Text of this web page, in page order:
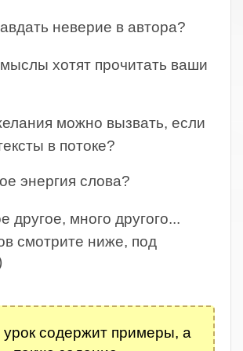
неверие в автора?
хотят прочитать ваши
можно вызвать, если
в потоке?
энергия слова?
другое, много другого...
смотрите ниже, под
содержит примеры, а